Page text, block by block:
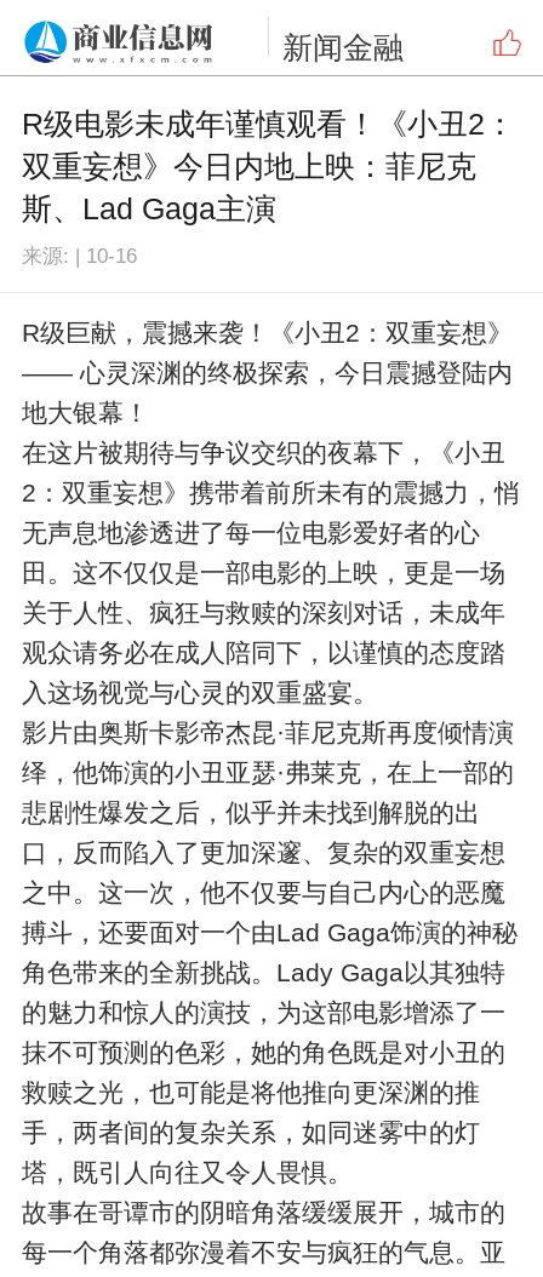
新闻金融
R级电影未成年谨慎观看！《小丑2：
双重妄想》今日内地上映：菲尼克
斯、Lad Gaga主演
来源: | 10-16
R级巨献，震撼来袭！《小丑2：双重妄想》
—— 心灵深渊的终极探索，今日震撼登陆内
地大银幕！
在这片被期待与争议交织的夜幕下，《小丑
2：双重妄想》携带着前所未有的震撼力，悄
无声息地渗透进了每一位电影爱好者的心
田。这不仅仅是一部电影的上映，更是一场
关于人性、疯狂与救赎的深刻对话，未成年
观众请务必在成人陪同下，以谨慎的态度踏
入这场视觉与心灵的双重盛宴。
影片由奥斯卡影帝杰昆·菲尼克斯再度倾情演
绎，他饰演的小丑亚瑟·弗莱克，在上一部的
悲剧性爆发之后，似乎并未找到解脱的出
口，反而陷入了更加深邃、复杂的双重妄想
之中。这一次，他不仅要与自己内心的恶魔
搏斗，还要面对一个由Lad Gaga饰演的神秘
角色带来的全新挑战。Lady Gaga以其独特
的魅力和惊人的演技，为这部电影增添了一
抹不可预测的色彩，她的角色既是对小丑的
救赎之光，也可能是将他推向更深渊的推
手，两者间的复杂关系，如同迷雾中的灯
塔，既引人向往又令人畏惧。
故事在哥谭市的阴暗角落缓缓展开，城市的
每一个角落都弥漫着不安与疯狂的气息。亚